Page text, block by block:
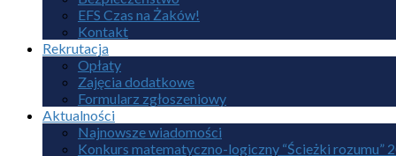
EFS Czas na Żaków!
Kontakt
Rekrutacja
Opłaty
Zajęcia dodatkowe
Formularz zgłoszeniowy
Aktualności
Najnowsze wiadomości
Konkurs matematyczno-logiczny “Ścieżki rozumu”